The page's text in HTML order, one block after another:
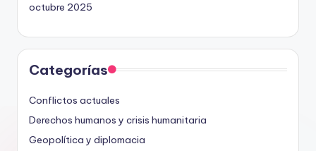
octubre 2025
Categorías
Conflictos actuales
Derechos humanos y crisis humanitaria
Geopolítica y diplomacia